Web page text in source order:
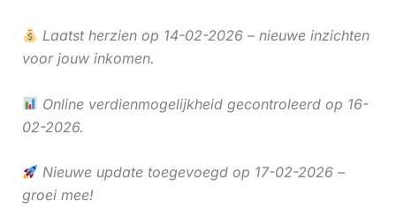
Laatst herzien op 14-02-2026 – nieuwe inzichten
voor jouw inkomen.
Online verdienmogelijkheid gecontroleerd op 16-
02-2026.
Nieuwe update toegevoegd op 17-02-2026 –
groei mee!